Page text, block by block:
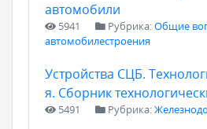
автомобили
5941 Рубрика:Общие
автомобилестроения
Устройства СЦБ.
я. Сборник
5491 Рубрика: